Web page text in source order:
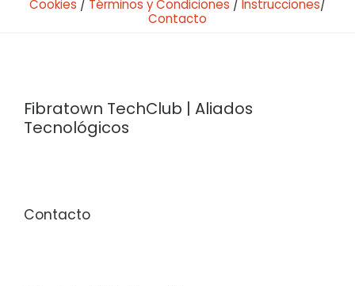
Cookies / Términos y Condiciones / Instrucciones/
Contacto
Fibratown TechClub | Aliados
Tecnológicos
Contacto